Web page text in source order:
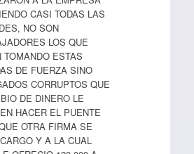
CASI TODAS LAS
NO SON
LOS QUE
TOMANDO ESTAS
DE FUERZA SINO
CORRUPTOS QUE
DE DINERO LE
HACER EL PUENTE
OTRA FIRMA SE
Y A LA CUAL